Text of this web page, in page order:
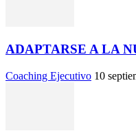
ADAPTARSE A LA
Coaching Ejecutivo 10